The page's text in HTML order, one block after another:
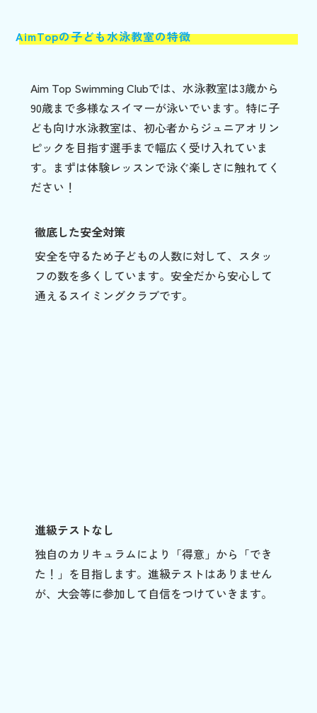
AimTopの子ども水泳教室の特徴
Aim Top Swimming Clubでは、水泳教室は3歳から
90歳まで多様なスイマーが泳いでいます。特に子
ども向け水泳教室は、初心者からジュニアオリン
ピックを目指す選手まで幅広く受け入れていま
す。まずは体験レッスンで泳ぐ楽しさに触れてく
ださい！
徹底した安全対策
安全を守るため子どもの人数に対して、スタッ
フの数を多くしています。安全だから安心して
通えるスイミングクラブです。
進級テストなし
独自のカリキュラムにより「得意」から「でき
た！」を目指します。進級テストはありません
が、大会等に参加して自信をつけていきます。